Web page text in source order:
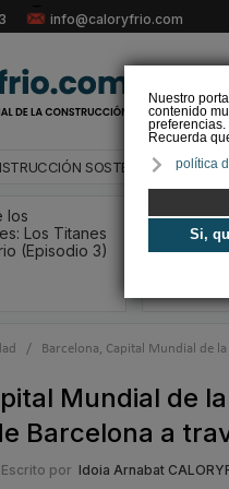
Nuestro
contenido
preferencias.
Recuerda
política
Si,
info@caloryfrio.com
SOSTENIBLE
los
Los Titanes
(Episodio 3)
/ Barcelona, Capital Mundial de
Mundial de
Barcelona a
Escrito por Idoia Arnabat